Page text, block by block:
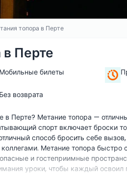
топора в Перте
Перте
Мобильные билеты
Без возврата
в Перте? Метание топора —
спорт включает броски
способ бросить себе
Метание топора быстро
и гостеприимные
уроки, чтобы каждый освоил